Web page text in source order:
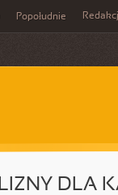
Popołudnie
DLA